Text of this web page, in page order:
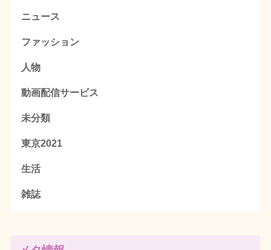
ニュース
ファッション
人物
動画配信サービス
未分類
東京2021
生活
雑誌